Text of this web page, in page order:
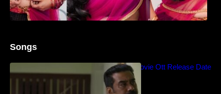
Songs
Blockbuster Thalavan Movie Ott Release Date
– Video Song Release